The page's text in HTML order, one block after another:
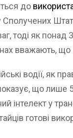
до
Сполучених
тоді як понад
вважають,
водії, як
що лише
інтелект у
готові